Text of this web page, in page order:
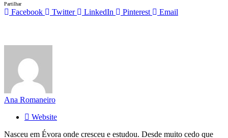
Partilhar
Facebook Twitter LinkedIn Pinterest Email
Ana Romaneiro
Website
Nasceu em Évora onde cresceu e estudou. Desde muito cedo que